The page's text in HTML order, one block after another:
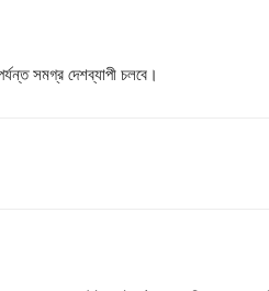
সমগ্র দেশব্যাপী চলবে।